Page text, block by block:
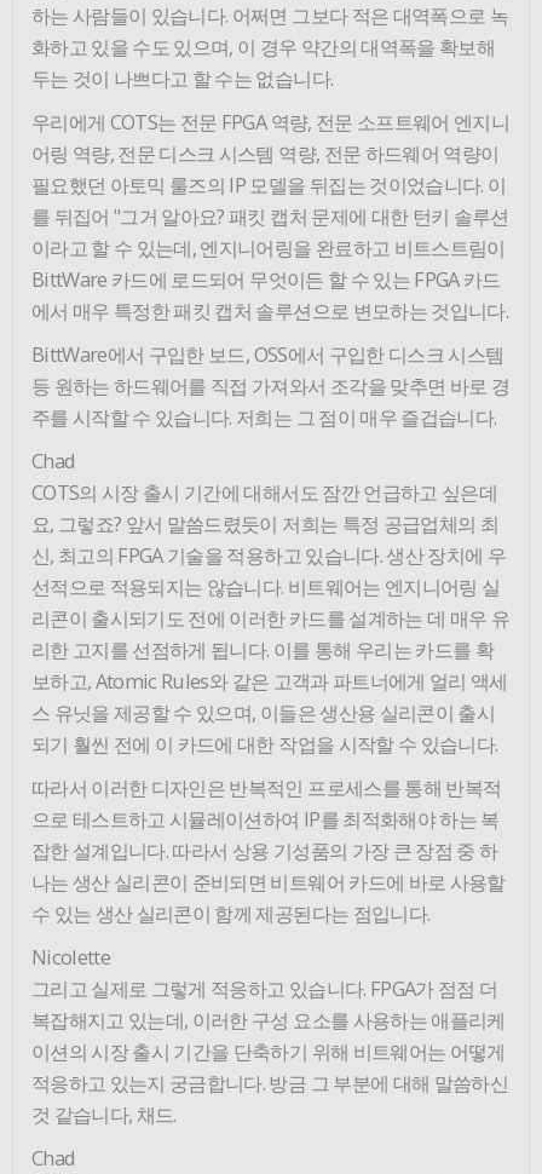
하는 사람들이 있습니다. 어쩌면 그보다 적은 대역폭으로 녹
화하고 있을 수도 있으며, 이 경우 약간의 대역폭을 확보해
두는 것이 나쁘다고 할 수는 없습니다.
우리에게 COTS는 전문 FPGA 역량, 전문 소프트웨어 엔지니
어링 역량, 전문 디스크 시스템 역량, 전문 하드웨어 역량이
필요했던 아토믹 룰즈의 IP 모델을 뒤집는 것이었습니다. 이
를 뒤집어 "그거 알아요? 패킷 캡처 문제에 대한 턴키 솔루션
이라고 할 수 있는데, 엔지니어링을 완료하고 비트스트림이
BittWare 카드에 로드되어 무엇이든 할 수 있는 FPGA 카드
에서 매우 특정한 패킷 캡처 솔루션으로 변모하는 것입니다.
BittWare에서 구입한 보드, OSS에서 구입한 디스크 시스템
등 원하는 하드웨어를 직접 가져와서 조각을 맞추면 바로 경
주를 시작할 수 있습니다. 저희는 그 점이 매우 즐겁습니다.
Chad
COTS의 시장 출시 기간에 대해서도 잠깐 언급하고 싶은데
요, 그렇죠? 앞서 말씀드렸듯이 저희는 특정 공급업체의 최
신, 최고의 FPGA 기술을 적용하고 있습니다. 생산 장치에 우
선적으로 적용되지는 않습니다. 비트웨어는 엔지니어링 실
리콘이 출시되기도 전에 이러한 카드를 설계하는 데 매우 유
리한 고지를 선점하게 됩니다. 이를 통해 우리는 카드를 확
보하고, Atomic Rules와 같은 고객과 파트너에게 얼리 액세
스 유닛을 제공할 수 있으며, 이들은 생산용 실리콘이 출시
되기 훨씬 전에 이 카드에 대한 작업을 시작할 수 있습니다.
따라서 이러한 디자인은 반복적인 프로세스를 통해 반복적
으로 테스트하고 시뮬레이션하여 IP를 최적화해야 하는 복
잡한 설계입니다. 따라서 상용 기성품의 가장 큰 장점 중 하
나는 생산 실리콘이 준비되면 비트웨어 카드에 바로 사용할
수 있는 생산 실리콘이 함께 제공된다는 점입니다.
Nicolette
그리고 실제로 그렇게 적응하고 있습니다. FPGA가 점점 더
복잡해지고 있는데, 이러한 구성 요소를 사용하는 애플리케
이션의 시장 출시 기간을 단축하기 위해 비트웨어는 어떻게
적응하고 있는지 궁금합니다. 방금 그 부분에 대해 말씀하신
것 같습니다, 채드.
Chad